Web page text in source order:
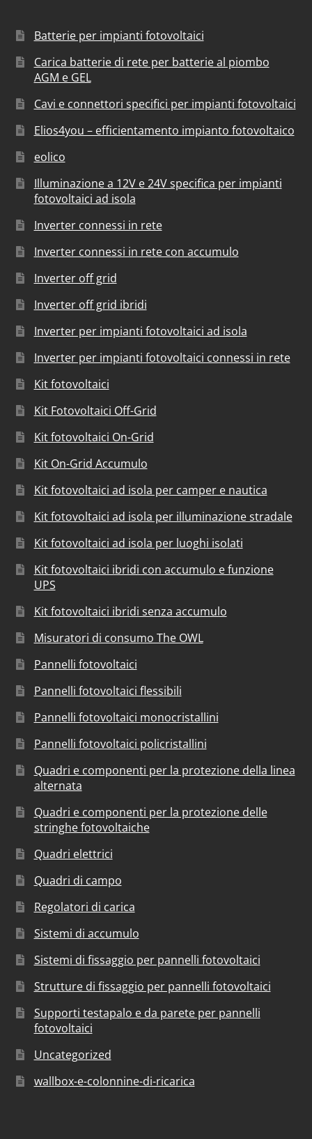
Batterie per impianti fotovoltaici
Carica batterie di rete per batterie al piombo
AGM e GEL
Cavi e connettori specifici per impianti fotovoltaici
Elios4you – efficientamento impianto fotovoltaico
eolico
Illuminazione a 12V e 24V specifica per impianti
fotovoltaici ad isola
Inverter connessi in rete
Inverter connessi in rete con accumulo
Inverter off grid
Inverter off grid ibridi
Inverter per impianti fotovoltaici ad isola
Inverter per impianti fotovoltaici connessi in rete
Kit fotovoltaici
Kit Fotovoltaici Off-Grid
Kit fotovoltaici On-Grid
Kit On-Grid Accumulo
Kit fotovoltaici ad isola per camper e nautica
Kit fotovoltaici ad isola per illuminazione stradale
Kit fotovoltaici ad isola per luoghi isolati
Kit fotovoltaici ibridi con accumulo e funzione
UPS
Kit fotovoltaici ibridi senza accumulo
Misuratori di consumo The OWL
Pannelli fotovoltaici
Pannelli fotovoltaici flessibili
Pannelli fotovoltaici monocristallini
Pannelli fotovoltaici policristallini
Quadri e componenti per la protezione della linea
alternata
Quadri e componenti per la protezione delle
stringhe fotovoltaiche
Quadri elettrici
Quadri di campo
Regolatori di carica
Sistemi di accumulo
Sistemi di fissaggio per pannelli fotovoltaici
Strutture di fissaggio per pannelli fotovoltaici
Supporti testapalo e da parete per pannelli
fotovoltaici
Uncategorized
wallbox-e-colonnine-di-ricarica